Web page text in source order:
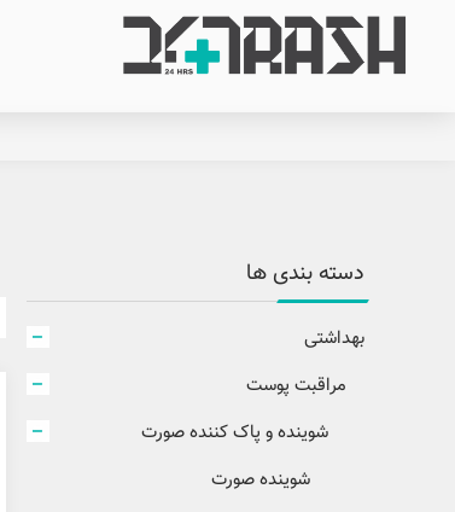
دسته بندی ها
بهداشتی
مراقبت پوست
شوینده و پاک کننده صورت
شوینده صورت